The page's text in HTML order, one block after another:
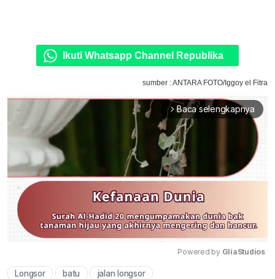
Ikuti Whatsapp Channel Republika
sumber : ANTARA FOTO/Iggoy el Fitra
arrow_forward_ios Baca selengkapnya
Powered by GliaStudios
Longsor batu jalan longsor